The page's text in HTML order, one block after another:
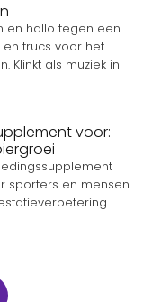
en hallo tegen een
trucs voor het
Klinkt als muziek in
voor:
sporters en mensen